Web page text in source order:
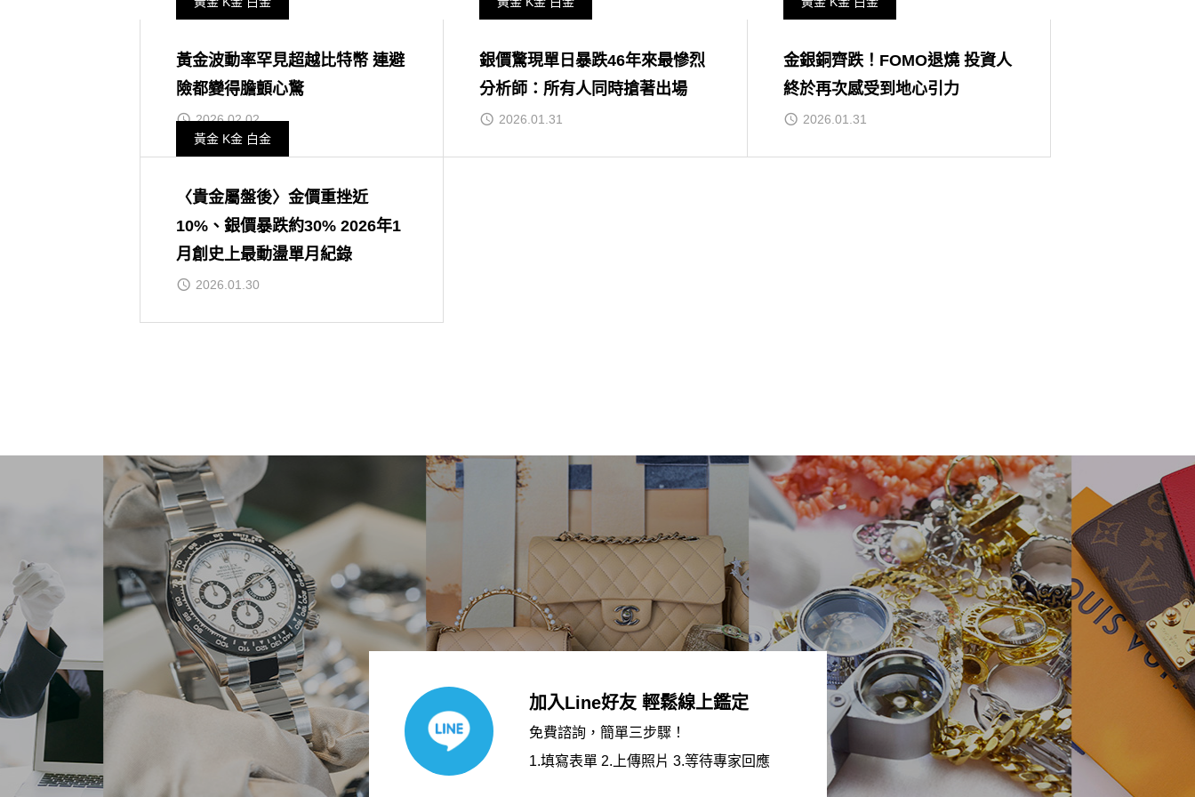
黃金波動率罕見超越比特幣 連避
險都變得膽顫心驚
2026.02.02
銀價驚現單日暴跌46年來最慘烈
分析師：所有人同時搶著出場
2026.01.31
金銀銅齊跌！FOMO退燒 投資人
終於再次感受到地心引力
2026.01.31
黃金 K金 白金
〈貴金屬盤後〉金價重挫近
10%、銀價暴跌約30% 2026年1
月創史上最動盪單月紀錄
2026.01.30
加入Line好友 輕鬆線上鑑定
免費諮詢，簡單三步驟！
1.填寫表單 2.上傳照片 3.等待專家回應